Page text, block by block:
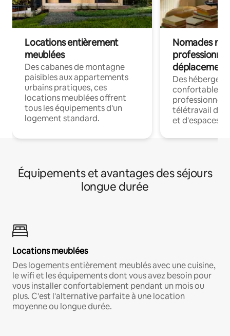
Locations entièrement
meublées
Des cabanes de montagne
paisibles aux appartements
urbains pratiques, ces
locations meublées offrent
tous les équipements d'un
logement standard.
Nomades
déplacement
Des
confortables
professionnels
télétravail
et d'espaces
Équipements et avantages des séjours
longue durée
Locations meublées
Des logements entièrement meublés avec une cuisine,
le wifi et les équipements dont vous avez besoin pour
vous installer confortablement pendant un mois ou
plus. C'est l'alternative parfaite à une location
moyenne ou longue durée.